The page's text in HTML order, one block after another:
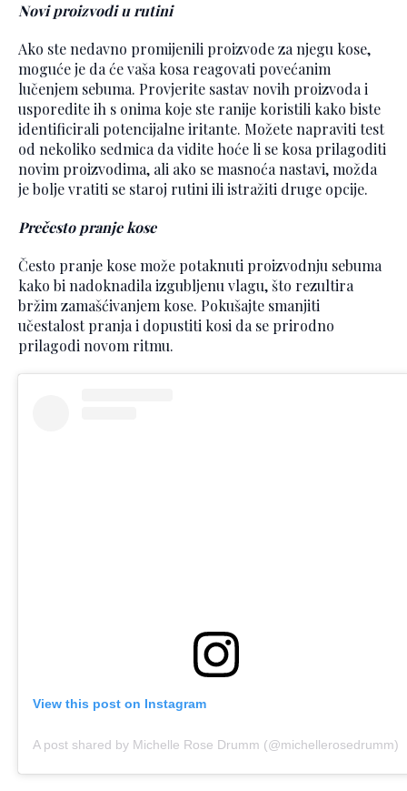
Novi proizvodi u rutini
Ako ste nedavno promijenili proizvode za njegu kose,
moguće je da će vaša kosa reagovati povećanim
lučenjem sebuma. Provjerite sastav novih proizvoda i
usporedite ih s onima koje ste ranije koristili kako biste
identificirali potencijalne iritante. Možete napraviti test
od nekoliko sedmica da vidite hoće li se kosa prilagoditi
novim proizvodima, ali ako se masnoća nastavi, možda
je bolje vratiti se staroj rutini ili istražiti druge opcije.
Prečesto pranje kose
Često pranje kose može potaknuti proizvodnju sebuma
kako bi nadoknadila izgubljenu vlagu, što rezultira
bržim zamašćivanjem kose. Pokušajte smanjiti
učestalost pranja i dopustiti kosi da se prirodno
prilagodi novom ritmu.
View this post on Instagram
A post shared by Michelle Rose Drumm (@michellerosedrumm)